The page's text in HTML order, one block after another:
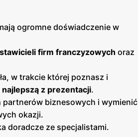
ogromne doświadczenie w
firm franczyzowych oraz
w trakcie której poznasz i
najlepszą z prezentacji.
biznesowych i wymienić
okazji.
doradcze ze specjalistami.